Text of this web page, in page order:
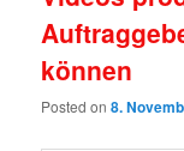
können
Posted on8.